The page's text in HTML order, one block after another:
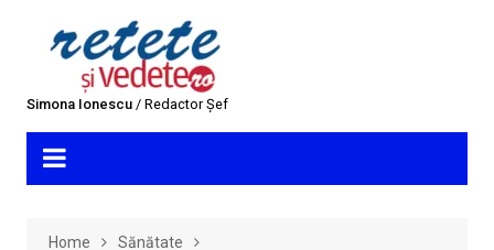
Simona Ionescu/ Redactor Șef
Home
Sănătate